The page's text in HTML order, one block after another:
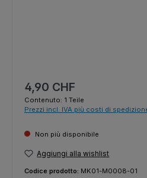
Prezzo normale:
4,90 CHF
Contenuto: 1 Teile
Prezzi incl. IVA più costi di
Non più disponibile
Aggiungi alla wishlist
Codice prodotto: MK01-M0008-01